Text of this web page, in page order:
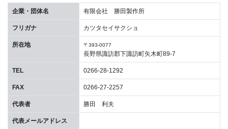
企業・団体名 有限会社 勝田製作所
フリガナ カツタセイサクショ
所在地 〒393-0077
長野県諏訪郡下諏訪町矢木町89-7
TEL 0266-28-1292
FAX 0266-27-2257
代表者 勝田 利夫
代表メールアドレス